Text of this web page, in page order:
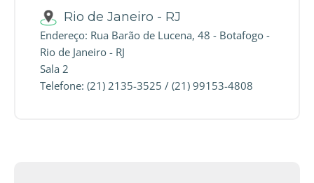
Rio de Janeiro - RJ
Endereço: Rua Barão de Lucena, 48 - Botafogo -
Rio de Janeiro - RJ
Sala 2
Telefone: (21) 2135-3525 / (21) 99153-4808